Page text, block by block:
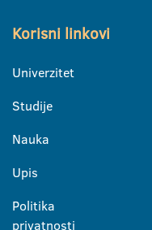
Korisni linkovi
Univerzitet
Studije
Nauka
Upis
Politika
privatnosti